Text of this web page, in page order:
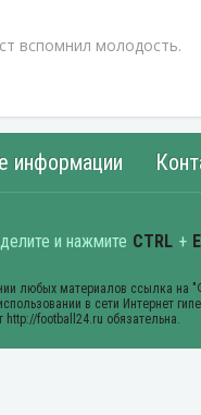
вспомнил молодость.
информации